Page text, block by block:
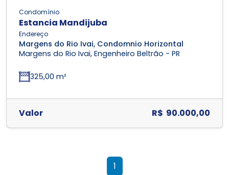
Condomínio
Estancia Mandijuba
Endereço
Margens do Rio Ivai, Condomnio Horizontal
Margens do Rio Ivai, Engenheiro Beltrão - PR
325,00 m²
Valor R$ 90.000,00
1